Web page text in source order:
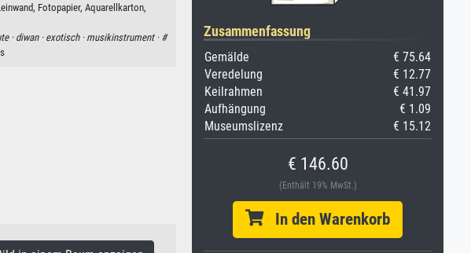
Fotopapier, Aquarellkarton,
· diwan · exotisch · musikinstrument · #
Zusammenfassung
Gemälde
€ 75.64
Veredelung
€ 12.77
Keilrahmen
€ 41.97
Aufhängung
€ 1.09
Museumslizenz
€ 15.12
€ 146.60
(Enthält 19% MwSt.)
In den Warenkorb